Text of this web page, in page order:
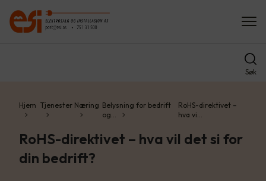
Søk
Hjem Tjenester Næring Belysning for bedrift
og…
RoHS-direktivet –
hva vi…
RoHS-direktivet – hva vil det si for
din bedrift?